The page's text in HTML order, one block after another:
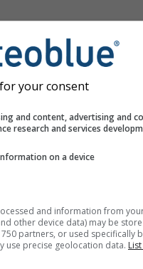
your consent
and content, advertising and
research and services
on a device
and information from
other device data) may be
partners, or used specifically
use precise geolocation data.